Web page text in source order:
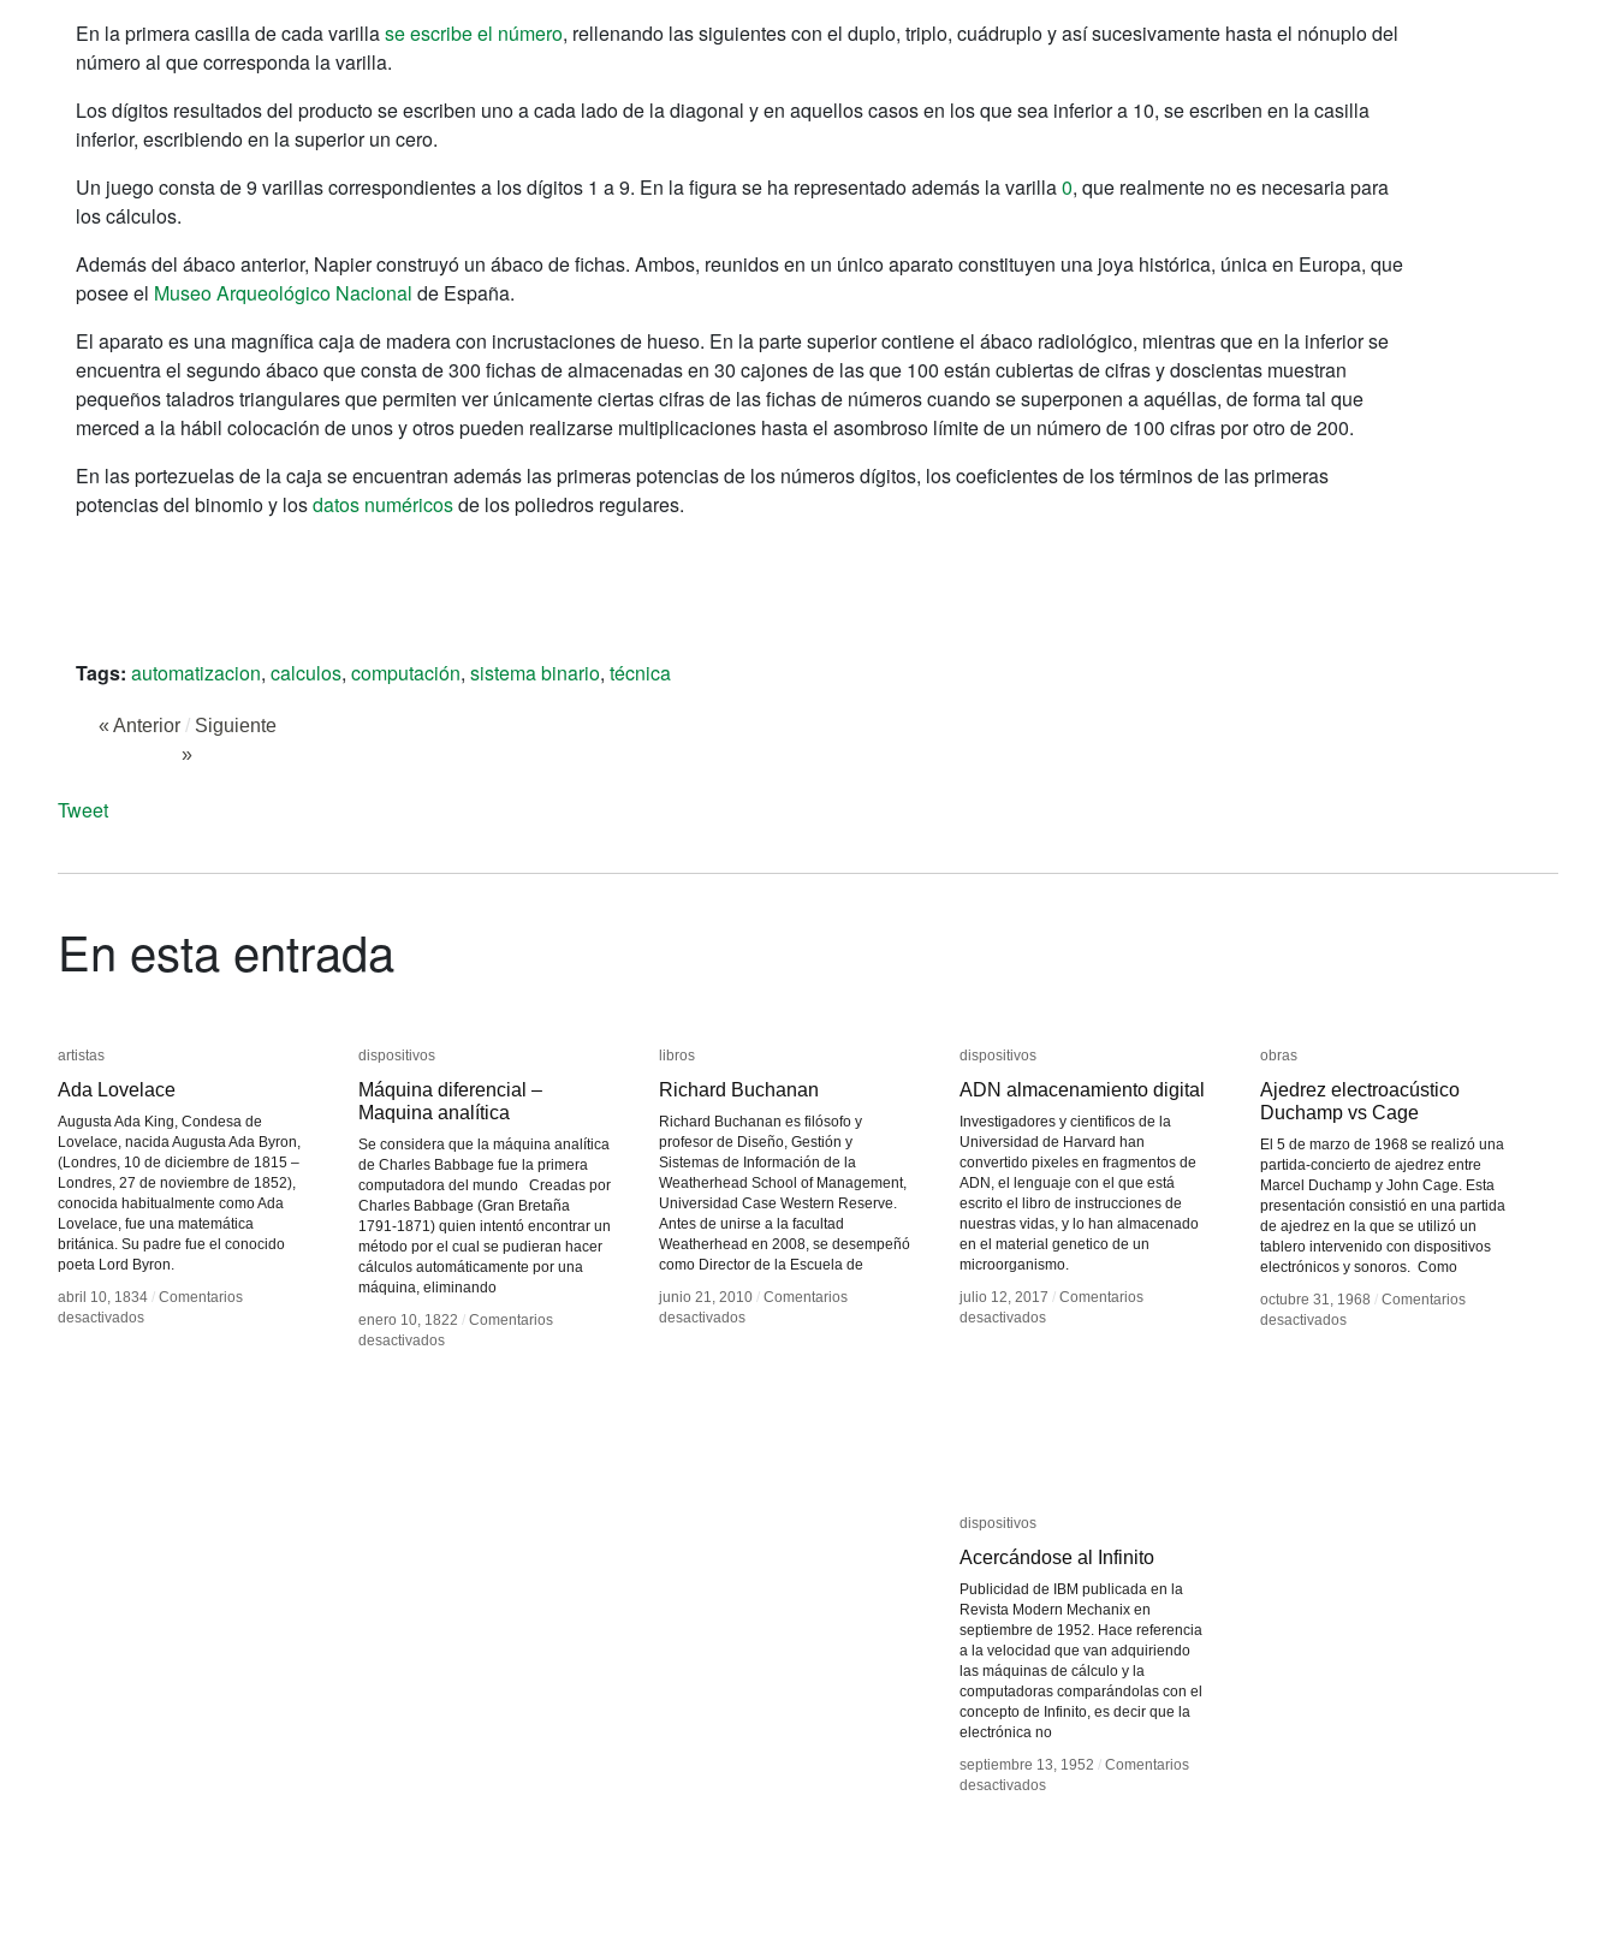
En la primera casilla de cada varillase escribe el número, rellenando las siguientes con el duplo, triplo, cuádruplo y así sucesivamente hasta el nónuplo del
número al que corresponda la varilla.
Los dígitos resultados del producto se escriben uno a cada lado de la diagonal y en aquellos casos en los que sea inferior a 10, se escriben en la casilla
inferior, escribiendo en la superior un cero.
Un juego consta de 9 varillas correspondientes a los dígitos 1 a 9. En la figura se ha representado además la varilla0, que realmente no es necesaria para
los cálculos.
Además del ábaco anterior, Napier construyó un ábaco de fichas. Ambos, reunidos en un único aparato constituyen una joya histórica, única en Europa, que
posee el Museo Arqueológico Nacional de España.
El aparato es una magnífica caja de madera con incrustaciones de hueso. En la parte superior contiene el ábaco radiológico, mientras que en la inferior se
encuentra el segundo ábaco que consta de 300 fichas de almacenadas en 30 cajones de las que 100 están cubiertas de cifras y doscientas muestran
pequeños taladros triangulares que permiten ver únicamente ciertas cifras de las fichas de números cuando se superponen a aquéllas, de forma tal que
merced a la hábil colocación de unos y otros pueden realizarse multiplicaciones hasta el asombroso límite de un número de 100 cifras por otro de 200.
En las portezuelas de la caja se encuentran además las primeras potencias de los números dígitos, los coeficientes de los términos de las primeras
potencias del binomio y losdatos numéricosde los poliedros regulares.
Tags: automatizacion, calculos, computación, sistema binario, técnica
« Anterior / Siguiente
»
Tweet
En esta entrada
artistas
Ada Lovelace
Augusta Ada King, Condesa de
Lovelace, nacida Augusta Ada Byron,
(Londres, 10 de diciembre de 1815 –
Londres, 27 de noviembre de 1852),
conocida habitualmente como Ada
Lovelace, fue una matemática
británica. Su padre fue el conocido
poeta Lord Byron.
abril 10, 1834 / Comentarios
desactivadosen
artistas
Ada Lovelace
abril 10, 1834 / Comentarios
desactivadosen
dispositivos
Máquina diferencial –
Maquina analítica
Se considera que la máquina analítica
de Charles Babbage fue la primera
computadora del mundo Creadas por
Charles Babbage (Gran Bretaña
1791-1871) quien intentó encontrar un
método por el cual se pudieran hacer
cálculos automáticamente por una
máquina, eliminando
enero 10, 1822 / Comentarios
desactivadosen
dispositivos
Máquina diferencial –
Maquina analítica
enero 10, 1822 / Comentarios
desactivadosen
libros
Richard Buchanan
Richard Buchanan es filósofo y
profesor de Diseño, Gestión y
Sistemas de Información de la
Weatherhead School of Management,
Universidad Case Western Reserve.
Antes de unirse a la facultad
Weatherhead en 2008, se desempeñó
como Director de la Escuela de
junio 21, 2010 / Comentarios
desactivadosen
libros
Richard Buchanan
junio 21, 2010 / Comentarios
desactivadosen
dispositivos
ADN almacenamiento digital
Investigadores y cientificos de la
Universidad de Harvard han
convertido pixeles en fragmentos de
ADN, el lenguaje con el que está
escrito el libro de instrucciones de
nuestras vidas, y lo han almacenado
en el material genetico de un
microorganismo.
julio 12, 2017 / Comentarios
desactivadosen
dispositivos
ADN almacenamiento digital
julio 12, 2017 / Comentarios
desactivadosen
obras
Ajedrez electroacústico
Duchamp vs Cage
El 5 de marzo de 1968 se realizó una
partida-concierto de ajedrez entre
Marcel Duchamp y John Cage. Esta
presentación consistió en una partida
de ajedrez en la que se utilizó un
tablero intervenido con dispositivos
electrónicos y sonoros. Como
octubre 31, 1968 / Comentarios
desactivadosen
obras
Ajedrez electroacústico
Duchamp vs Cage
octubre 31, 1968 / Comentarios
desactivadosen
dispositivos
Acercándose al Infinito
Publicidad de IBM publicada en la
Revista Modern Mechanix en
septiembre de 1952. Hace referencia
a la velocidad que van adquiriendo
las máquinas de cálculo y la
computadoras comparándolas con el
concepto de Infinito, es decir que la
electrónica no
septiembre 13, 1952 / Comentarios
desactivadosen
dispositivos
Acercándose al Infinito
septiembre 13, 1952 / Comentarios
desactivadosen